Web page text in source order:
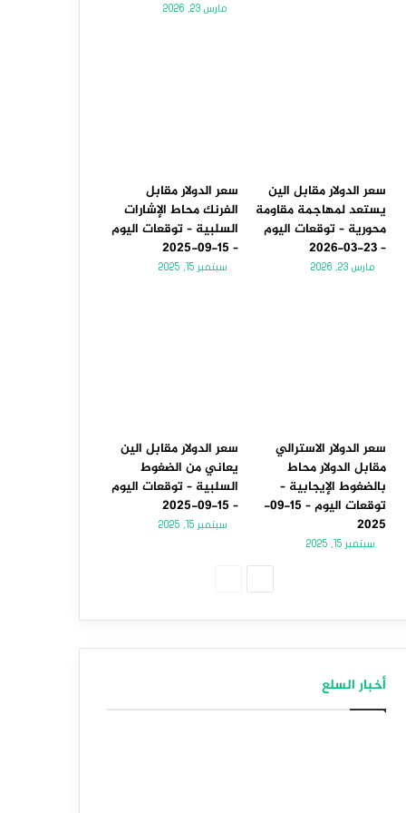
مارس 23, 2026
سعر الدولار مقابل الين
يستعد لمهاجمة مقاومة
محورية – توقعات اليوم
– 23-03-2026
مارس 23, 2026
سعر الدولار مقابل
الفرنك محاط الإشارات
السلبية – توقعات اليوم
– 15-09-2025
سبتمبر 15, 2025
سعر الدولار الاسترالي
مقابل الدولار محاط
بالضغوط الإيجابية –
توقعات اليوم – 15-09-
2025
سبتمبر 15, 2025
سعر الدولار مقابل الين
يعاني من الضغوط
السلبية – توقعات اليوم
– 15-09-2025
سبتمبر 15, 2025
أخبار السلع